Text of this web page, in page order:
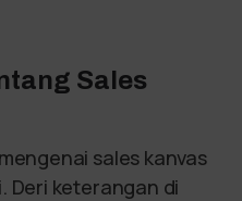
Sales
sales kanvas
Deri keterangan di